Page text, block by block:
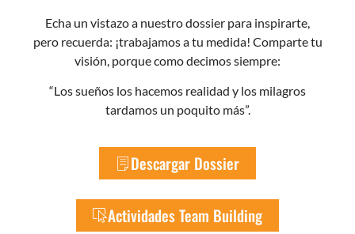
Echa un vistazo a nuestro dossier para inspirarte,
pero recuerda: ¡trabajamos a tu medida! Comparte tu
visión, porque como decimos siempre:
“Los sueños los hacemos realidad y los milagros
tardamos un poquito más”.
Descargar Dossier
Actividades Team Building